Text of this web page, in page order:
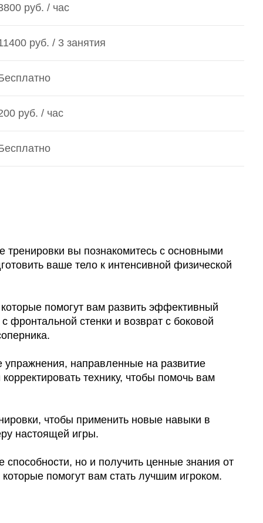
руб. / час
руб. / 3 занятия
руб. / час
тренировки вы познакомитесь с основными
ваше тело к интенсивной физической
помогут вам развить эффективный
фронтальной стенки и возврат с боковой
упражнения, направленные на развитие
технику, чтобы помочь вам
чтобы применить новые навыки в
настоящей игры.
но и получить ценные знания от
помогут вам стать лучшим игроком.